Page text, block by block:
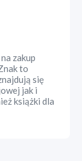
zakup
to
się
jak i
książki dla